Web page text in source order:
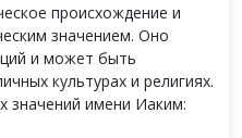
происхождение и
значением. Оно
и может быть
культурах и религиях.
значений имени Иаким: